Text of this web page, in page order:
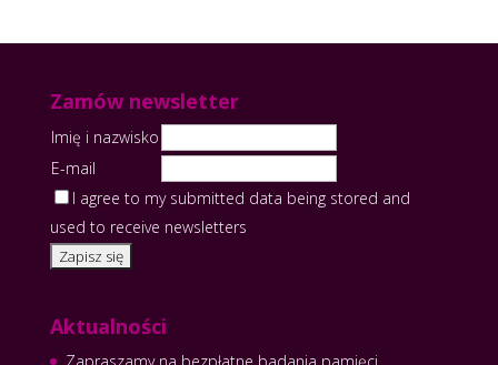
Zamów newsletter
Imię i nazwisko
E-mail
I agree to my submitted data being stored and
used to receive newsletters
Aktualności